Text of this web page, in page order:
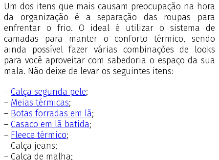
Um dos itens que mais causam preocupação na hora
da organização é a separação das roupas para
enfrentar o frio. O ideal é utilizar o sistema de
camadas para manter o conforto térmico, sendo
ainda possível fazer várias combinações de looks
para você aproveitar com sabedoria o espaço da sua
mala. Não deixe de levar os seguintes itens:
– Calça segunda pele;
– Meias térmicas;
– Botas forradas em lã;
– Casaco em lã batida;
– Fleece térmico;
– Calça jeans;
– Calça de malha;